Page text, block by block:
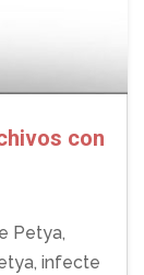
con
Petya,
infecte